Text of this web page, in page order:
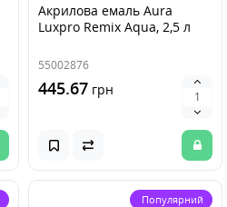
Акрилова емаль Aura
Luxpro Remix Aqua, 2,5 л
55002876
445.67 грн
Популярний